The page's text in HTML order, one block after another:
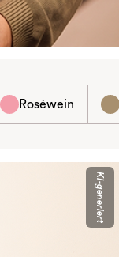
Roséwein
KI-generiert